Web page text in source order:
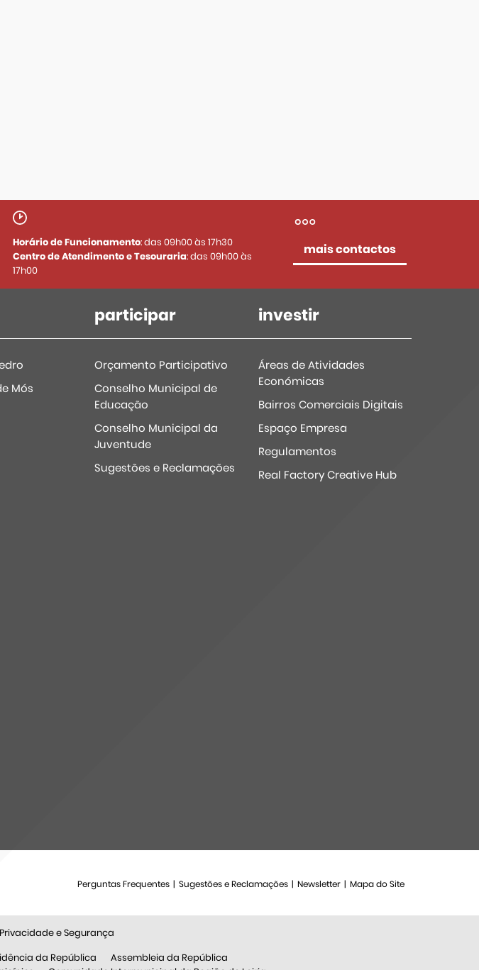
Horário de Funcionamento: das 09h00 às 17h30
Centro de Atendimento e Tesouraria: das 09h00 às
17h00
mais contactos
Mós
participar
Orçamento Participativo
Conselho Municipal de
Educação
Conselho Municipal da
Juventude
Sugestões e Reclamações
investir
Áreas de Atividades
Económicas
Bairros Comerciais Digitais
Espaço Empresa
Regulamentos
Real Factory Creative Hub
Perguntas Frequentes Sugestões e Reclamações Newsletter Mapa do Site
e Segurança
da República
Assembleia da República